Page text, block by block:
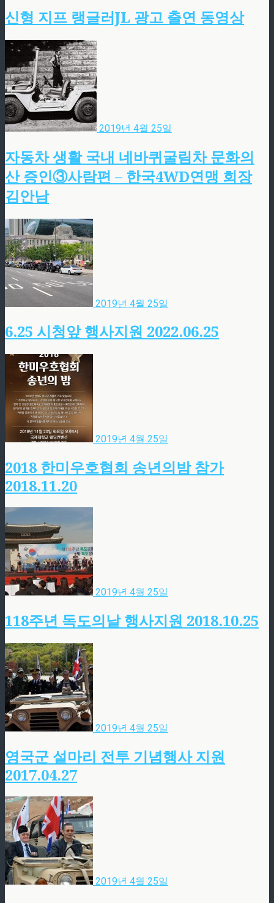
신형 지프 랭글러JL 광고 출연 동영상
2019년 4월 25일
자동차 생활 국내 네바퀴굴림차 문화의
산 증인③사람편 – 한국4WD연맹 회장
김안남
2019년 4월 25일
6.25 시청앞 행사지원 2022.06.25
2019년 4월 25일
2018 한미우호협회 송년의밤 참가
2018.11.20
2019년 4월 25일
118주년 독도의날 행사지원 2018.10.25
2019년 4월 25일
영국군 설마리 전투 기념행사 지원
2017.04.27
2019년 4월 25일